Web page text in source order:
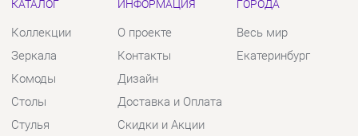
Шкафы
Комплектующие
Гарантия
Помощь
КОНТАКТЫ
Шоурум и склад самовывоза